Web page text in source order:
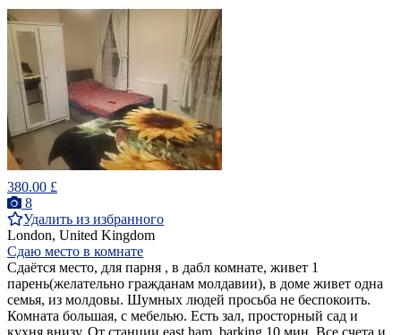
380.00 £
8
Удалить из избранного
London, United Kingdom
Сдаю место в комнате
Сдаётся место, для парня , в дабл комнате, живет 1
парень(желательно гражданам молдавии), в доме живет одна
семья, из молдовы. Шумных людей просьба не беспокоить.
Комната большая, с мебелью. Есть зал, просторный сад и
кухня внизу. От станции east ham ,barking 10 мин .Все счета и